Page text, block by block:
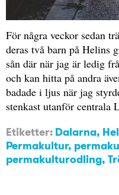
För några veckor sedan
deras två barn på Helins
sån där när jag är ledig
och kan hitta på andra
badade i ljus när jag
stenkast utanför
Etiketter: Dalarna,
Permakultur,
permakulturodling,